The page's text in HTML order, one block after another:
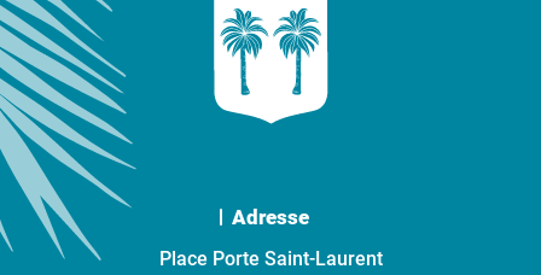
Adresse
Place Porte Saint-Laurent